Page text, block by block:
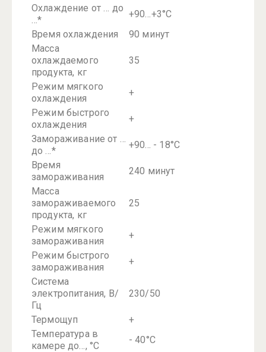
Охлаждение от … до
…*
+90…+3°C
Время охлаждения
90 минут
Масса
охлаждаемого
продукта, кг
35
Режим мягкого
охлаждения
+
Режим быстрого
охлаждения
+
Замораживание от …
до …*
+90... - 18°С
Время
замораживания
240 минут
Масса
замораживаемого
продукта, кг
25
Режим мягкого
замораживания
+
Режим быстрого
замораживания
+
Система
электропитания, В/
Гц
230/50
Термощуп
+
Температура в
камере до…, °С
- 40°С